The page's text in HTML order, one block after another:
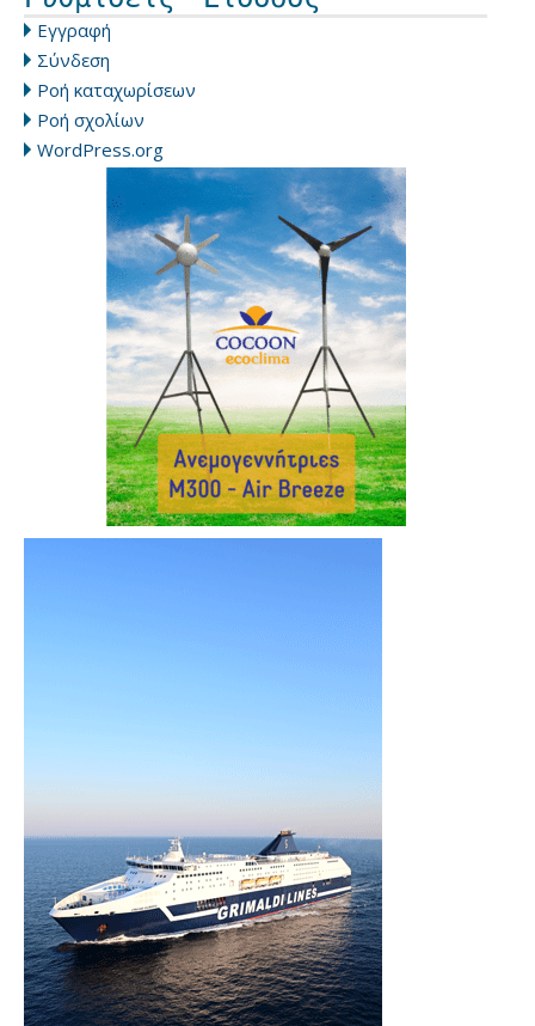
Εγγραφή
Σύνδεση
Ροή καταχωρίσεων
Ροή σχολίων
WordPress.org